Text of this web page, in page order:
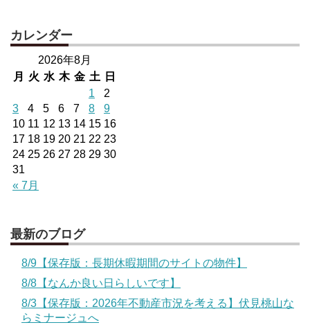
カレンダー
2026年8月
月
火 水 木 金 土 日
« 7月
1
2
3
4 5 6 7 8
9
10 11 12 13 14 15 16
17 18 19 20 21 22 23
24 25 26 27 28 29 30
31
最新のブログ
8/9【保存版：長期休暇期間のサイトの物件】
8/8【なんか良い日らしいです】
8/3【保存版：2026年不動産市況を考える】伏見桃山な
らミナージュへ